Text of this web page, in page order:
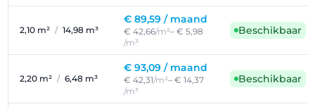
2,10 m² / 14,98 m³
€ 89,59 / maand
€ 42,66/m²– € 5,98
/m³
Beschikbaar
2,20 m² / 6,48 m³
€ 93,09 / maand
€ 42,31/m²– € 14,37
/m³
Beschikbaar